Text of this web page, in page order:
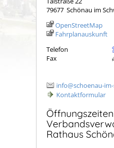
79677 Schönau im
OpenStreetMap
Fahrplanauskunft
Telefon
Fax
info@schoenau-
Kontaktformular
Rathaus